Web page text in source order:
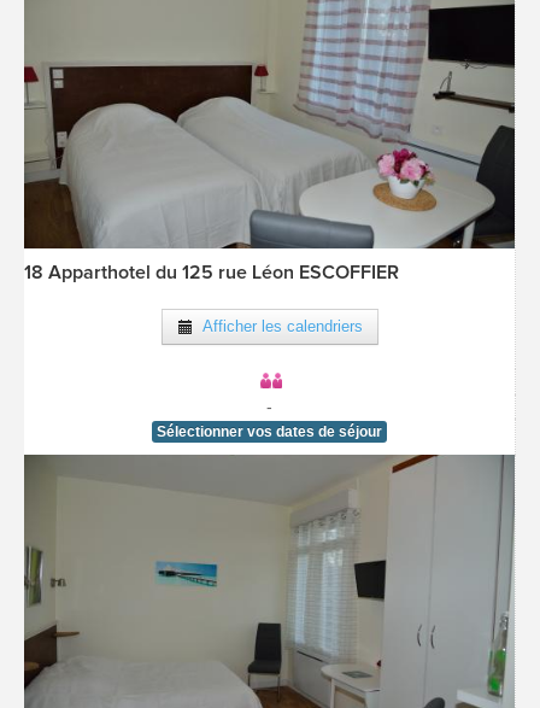
[voir la fiche détail]
18 Apparthotel du 125 rue Léon ESCOFFIER
Afficher les calendriers
-
Sélectionner vos dates de séjour